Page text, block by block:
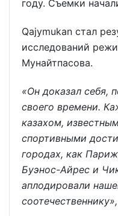
году. Съемки
Qajymukan стал
исследований
Мунайтпасова.
«Он доказал себя,
своего времени.
казахом,
спортивными
городах, как
Буэнос-Айрес и
аплодировали
соотечественнику»,